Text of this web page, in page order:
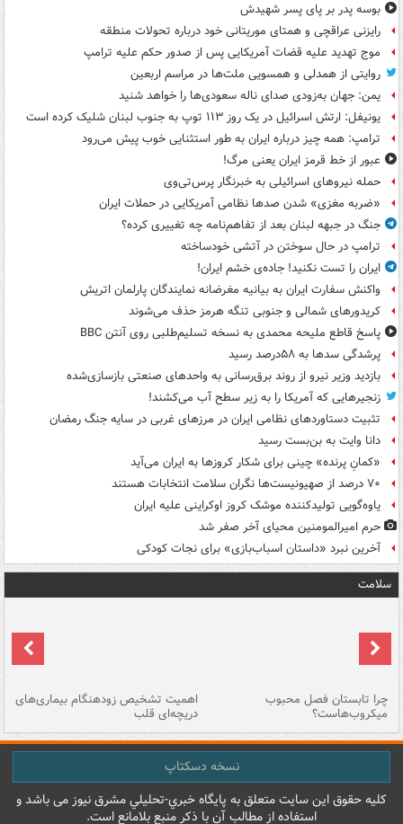
بوسه‌ پدر بر پای پسر شهیدش
رایزنی عراقچی و همتای موریتانی خود درباره تحولات منطقه
موج تهدید علیه قضات آمریکایی پس از صدور حکم علیه ترامپ
روایتی از همدلی و همسویی ملت‌ها در مراسم اربعین
یمن: جهان به‌زودی صدای ناله سعودی‌ها را خواهد شنید
یونیفل: ارتش اسرائیل در یک روز ۱۱۳ توپ به جنوب لبنان شلیک کرده است
ترامپ: همه چیز درباره ایران به طور استثنایی خوب پیش می‌رود
عبور از خط قرمز ایران یعنی مرگ!
حمله نیروهای اسرائیلی به خبرنگار پرس‌تی‌وی
«ضربه مغزی» شدن صدها نظامی آمریکایی در حملات ایران
جنگ در جبهه لبنان بعد از تفاهم‌نامه چه تغییری کرده؟
ترامپ در حال سوختن در آتشی خودساخته
ایران را تست نکنید! جاده‌ی خشم ایران!
واکنش سفارت ایران به بیانیه مغرضانه نمایندگان پارلمان اتریش
کریدورهای شمالی و جنوبی تنگه هرمز حذف می‌شوند
پاسخ قاطع ملیحه محمدی به نسخه تسلیم‌طلبی روی آنتن BBC
پرشدگی سدها به ۵۸درصد رسید
بازدید وزیر نیرو از روند برق‌رسانی به واحدهای صنعتی بازسازی‌شده
زنجیرهایی که آمریکا را به زیر سطح آب می‌کشند!
تثبیت دستاوردهای نظامی ایران در مرزهای غربی در سایه جنگ رمضان
دانا وایت به بن‌بست رسید
«کمانِ پرنده» چینی برای شکار کروزها به ایران می‌آید
۷۰ درصد از صهیونیست‌ها نگران سلامت انتخابات هستند
یاوه‌گویی تولیدکننده موشک کروز اوکراینی علیه ایران
حرم امیرالمومنین محیای آخر صفر شد
آخرین نبرد «داستان اسباب‌بازی» برای نجات کودکی
سلامت
چرا تابستان فصل محبوب
میکروب‌هاست؟
اهمیت تشخیص زودهنگام بیماری‌های
دریچه‌ای قلب
نسخه دسکتاپ
کليه حقوق اين سايت متعلق به پایگاه خبري-تحليلي مشرق نيوز می باشد و
استفاده از مطالب آن با ذکر منبع بلامانع است.